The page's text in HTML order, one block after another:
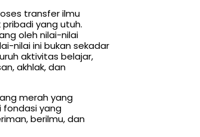
transfer ilmu
yang utuh.
oleh nilai-nilai
nilai ini bukan sekadar
aktivitas belajar,
akhlak, dan
merah yang
fondasi yang
berilmu, dan